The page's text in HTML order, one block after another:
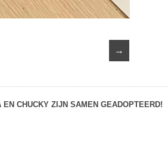
→
EN CHUCKY ZIJN SAMEN GEADOPTEERD!